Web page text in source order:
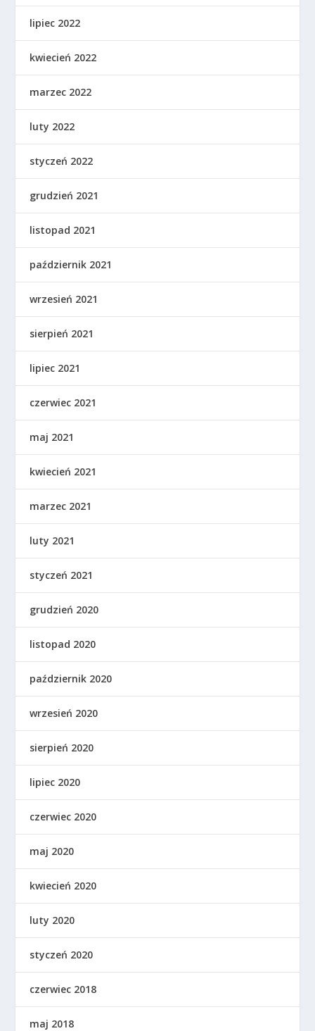
lipiec 2022
kwiecień 2022
marzec 2022
luty 2022
styczeń 2022
grudzień 2021
listopad 2021
październik 2021
wrzesień 2021
sierpień 2021
lipiec 2021
czerwiec 2021
maj 2021
kwiecień 2021
marzec 2021
luty 2021
styczeń 2021
grudzień 2020
listopad 2020
październik 2020
wrzesień 2020
sierpień 2020
lipiec 2020
czerwiec 2020
maj 2020
kwiecień 2020
luty 2020
styczeń 2020
czerwiec 2018
maj 2018